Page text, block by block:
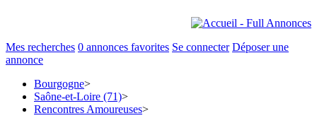
Mes recherches 0 annonces favorites Se connecter Déposer une
annonce
Bourgogne>
Saône-et-Loire (71)>
Rencontres Amoureuses>